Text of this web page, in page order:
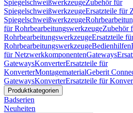
SpiegelschweißwerkzeugeZubehör für
SpiegelschweißwerkzeugeErsatzteile für
Spiegelschweißwerkzeuge
für RohrbearbeitungswerkzeugeZubehör
RohrbearbeitungswerkzeugeErsatzteile
RohrbearbeitungswerkzeugeBedienhilfen
für NetzwerkkomponentenGateways
GatewaysKonverterErsatzteile für
KonverterMontagematerialGeberit
GatewaysKonverterErsatzteile für
Produktkategorien
Badserien
Neuheiten